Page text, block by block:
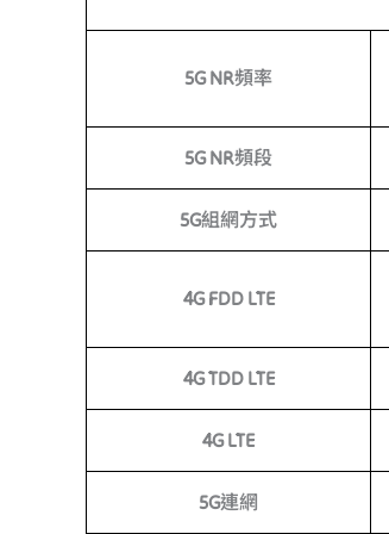
5G NR頻率
5G NR頻段
5G組網方式
4G FDD LTE
4G TDD LTE
4G LTE
5G連網